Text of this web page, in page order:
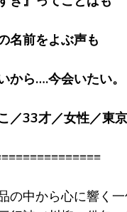
名前をよぶ声も
から….今会いたい。
／33才／女性／東京
の中から心に響く